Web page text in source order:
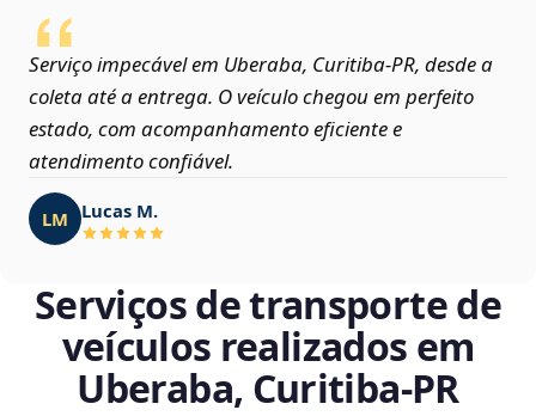
Serviço impecável em Uberaba, Curitiba‑PR, desde a
coleta até a entrega. O veículo chegou em perfeito
estado, com acompanhamento eficiente e
atendimento confiável.
LM Lucas M.
Serviços de transporte de
veículos realizados em
Uberaba, Curitiba‑PR